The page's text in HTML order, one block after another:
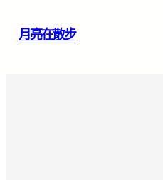
月亮在散步